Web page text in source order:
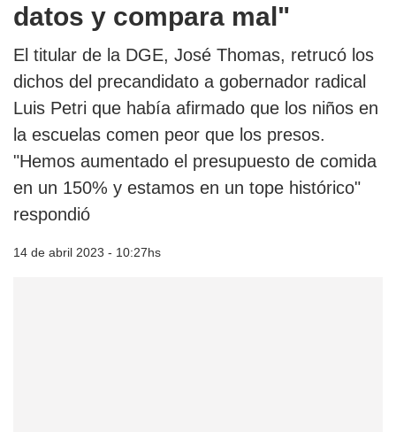
datos y compara mal"
El titular de la DGE, José Thomas, retrucó los
dichos del precandidato a gobernador radical
Luis Petri que había afirmado que los niños en
la escuelas comen peor que los presos.
"Hemos aumentado el presupuesto de comida
en un 150% y estamos en un tope histórico"
respondió
14 de abril 2023 - 10:27hs